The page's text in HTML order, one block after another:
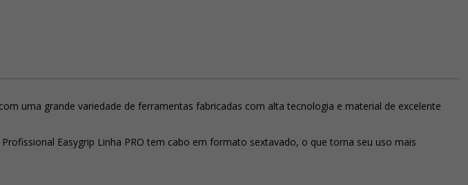
uma grande variedade de ferramentas fabricadas com alta tecnologia e material de excelente
Easygrip Linha PRO tem cabo em formato sextavado, o que torna seu uso mais